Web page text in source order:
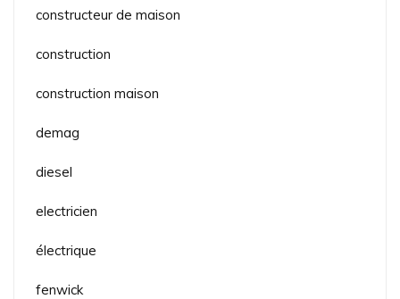
constructeur de maison
construction
construction maison
demag
diesel
electricien
électrique
fenwick